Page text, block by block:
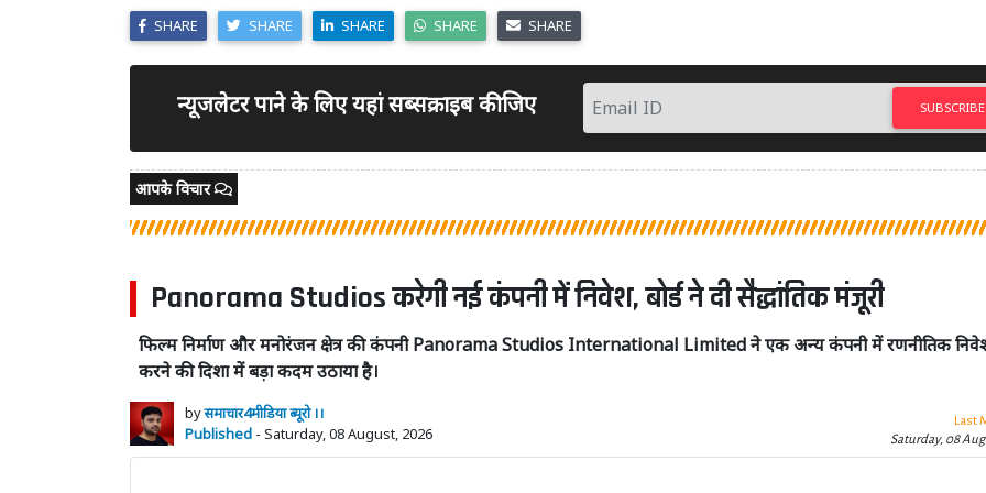
SHARE SHARE SHARE SHARE SHARE
न्यूजलेटर पाने के लिए यहां सब्सक्राइब कीजिए SUBSCRIBE
आपके विचार
Panorama Studios करेगी नई कंपनी में निवेश, बोर्ड ने दी सैद्धांतिक मंजूरी
फिल्म निर्माण और मनोरंजन क्षेत्र की कंपनी Panorama Studios International Limited ने एक अन्य कंपनी में रणनीतिक
करने की दिशा में बड़ा कदम उठाया है।
byसमाचार4मीडिया ब्यूरो ।।
Published - Saturday, 08 August, 2026
Last
Saturday, 08